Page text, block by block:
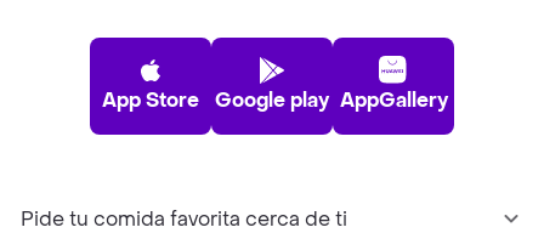
App Store Google play AppGallery
Pide tu comida favorita cerca de ti